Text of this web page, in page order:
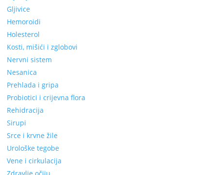
Gljivice
Hemoroidi
Holesterol
Kosti, mišići i zglobovi
Nervni sistem
Nesanica
Prehlada i gripa
Probiotici i crijevna flora
Rehidracija
Sirupi
Srce i krvne žile
Urološke tegobe
Vene i cirkulacija